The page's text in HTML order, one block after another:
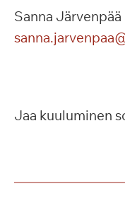
Sanna
Jaa kuuluminen